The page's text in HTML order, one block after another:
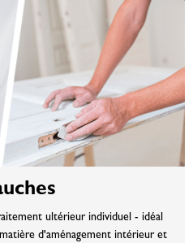
ultérieur individuel - idéal
d'aménagement intérieur et